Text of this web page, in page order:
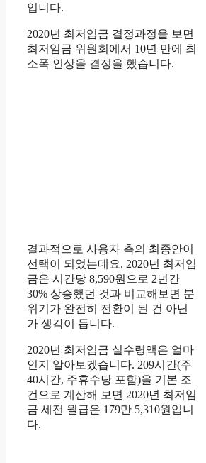
입니다.
2020년 최저임금 결정과정을 보면
최저임금 위원회에서 10년 만에 최
소폭 인상을 결정을 했습니다.
결과적으로 사용자 측의 최종안이
선택이 되었는데요. 2020년 최저임
금은 시간당 8,590원으로 2년간
30% 상승했던 것과 비교해보면 분
위기가 완전히 전환이 된 건 아닌
가 생각이 듭니다.
2020년 최저임금 실수령액은 얼마
인지 알아보겠습니다. 209시간(주
40시간, 주휴수당 포함)을 기본 조
건으로 계산해 보면 2020년 최저임
금 세전 월급은 179만 5,310원입니
다.